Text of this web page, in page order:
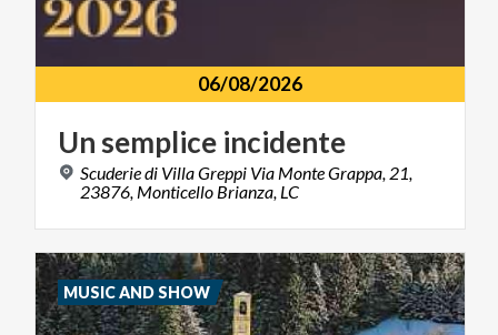
06/08/2026
Un semplice incidente
Scuderie di Villa Greppi Via Monte Grappa, 21,
23876, Monticello Brianza, LC
MUSIC AND SHOW